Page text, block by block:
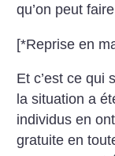
qu’on peut
[*Reprise en
Et c’est ce qui
la situation a
individus en
gratuite en